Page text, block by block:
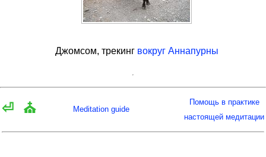
Джомсом, трекинг вокруг Аннапурны
⏎ ⛪ Meditation guide
Помощь в практике
настоящей медитации